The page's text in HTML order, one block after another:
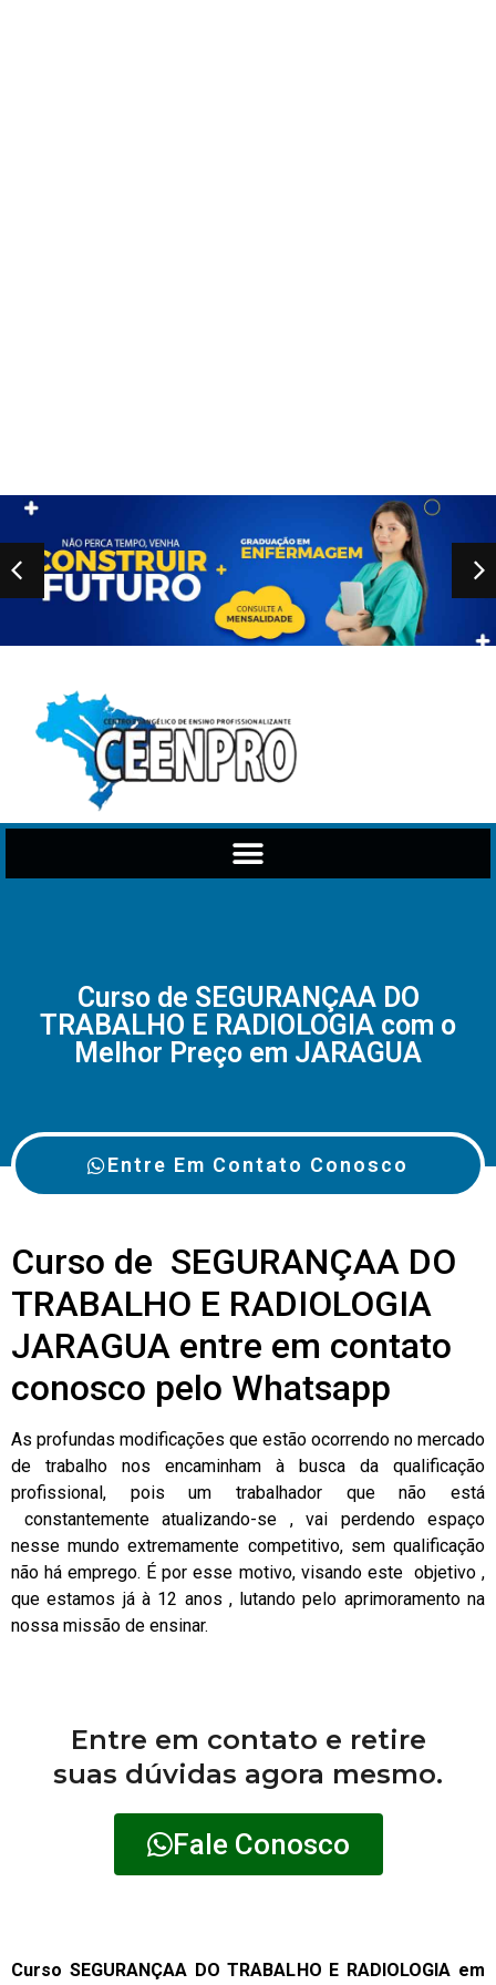
Curso de SEGURANÇAA DO
TRABALHO E RADIOLOGIA com o
Melhor Preço em JARAGUA
Entre Em Contato Conosco
Curso de SEGURANÇAA DO
TRABALHO E RADIOLOGIA
JARAGUA entre em contato
conosco pelo Whatsapp
As profundas modificações que estão ocorrendo no mercado
de trabalho nos encaminham à busca da qualificação
profissional, pois um trabalhador que não está
constantemente atualizando-se , vai perdendo espaço
nesse mundo extremamente competitivo, sem qualificação
não há emprego. É por esse motivo, visando este objetivo ,
que estamos já à 12 anos , lutando pelo aprimoramento na
nossa missão de ensinar.
Entre em contato e retire
suas dúvidas agora mesmo.
Fale Conosco
Curso SEGURANÇAA DO TRABALHO E RADIOLOGIA em